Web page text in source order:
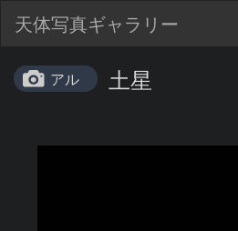
天体写真ギャラリー
アル 土星